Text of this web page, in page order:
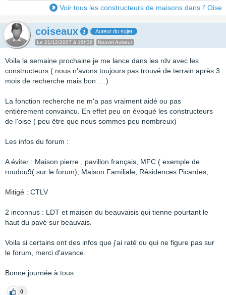
Voir tous les constructeurs de maisons dans l' Oise
coiseaux Auteur du sujet
Le 21/12/2007 à 16h36 Nouvel Aviseur
Voila la semaine prochaine je me lance dans les rdv avec les
constructeurs ( nous n'avons toujours pas trouvé de terrain après 3
mois de recherche mais bon ....)
La fonction recherche ne m'a pas vraiment aidé ou pas
entièrement convaincu. En effet peu on évoqué les constructeurs
de l'oise ( peu être que nous sommes peu nombreux)
Les infos du forum :
A éviter : Maison pierre , pavillon français, MFC ( exemple de
roudou9( sur le forum), Maison Familiale, Résidences Picardes,
Mitigé : CTLV
2 inconnus : LDT et maison du beauvaisis qui tienne pourtant le
haut du pavé sur beauvais.
Voila si certains ont des infos que j'ai raté ou qui ne figure pas sur
le forum, merci d'avance.
Bonne journée à tous.
0